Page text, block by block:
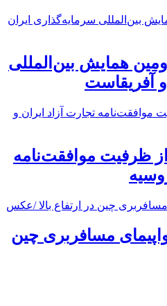
همایش بین‌المللی
آفریقاست
ظرفیت موافقت‌نامه
مسافربری چین